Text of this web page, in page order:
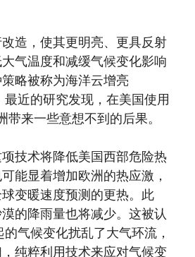
造，使其更明亮、更具反射
气温度和减缓气候变化影响
略被称为海洋云增亮
最近的研究发现，在美国使用
带来一些意想不到的后果。
技术将降低美国西部危险热
能显着增加欧洲的热应激，
变暖速度预测的更热。此
的降雨量也将减少。这被认
气候变化扰乱了大气环流，
纯粹利用技术来应对气候变